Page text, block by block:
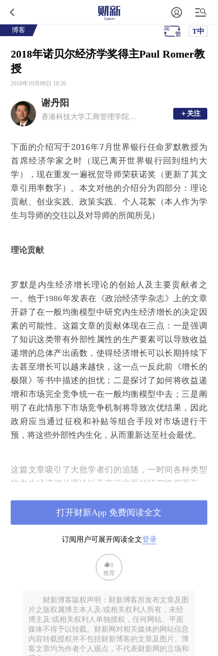
博客 T中
2018年诺贝尔经济学奖得主Paul Romer教
授
2018年10月08日 18:26
谢丹阳
香港科技大学工商管理学院经济系教授，武汉大学经济与管理学院院长、长江学者 ＋关注
＋关注
下面的介绍写于2016年7月世界银行任命罗默教授为
首席经济学家之时（现已离开世界银行回到纽约大
学），现在重发一遍祝贺导师荣获诺奖（更新了其文
章引用率数字）。本文对他的介绍分为四部分：理论
贡献、创业实践、政策实践、个人花絮（本人作为学
生与导师的交往以及对导师的所闻所见）
理论贡献
罗默是内生经济增长理论的创始人及主要贡献者之
一。他于1986年发表在《政治经济学杂志》上的文章
开辟了在一般均衡模型中研究内生经济增长的决定因
素的可能性。这篇文章的贡献体现在三点：一是强调
了知识这类带有外部性属性的生产要素可以导致收益
递增的总体产出函数，使得经济增长可以长期持续下
去甚至增长可以越来越快，这一点一反此前《增长的
极限》等书中描述的担忧；二是探讨了如何将收益递
增和市场完全竞争统一在一般均衡模型中去；三是阐
明了在此情形下市场竞争机制将导致次优结果，因此
政府应当通过征税和补贴等组合手段对市场进行干
预，将这些外部性内生化，从而重新达至社会最优。
这篇文章吸引了大批学者们的追随，一时间各种类型
的内生经济增长理论以及实证方面的研究蜂拥而至。
本通过教育的积累过程对经济增长的作用，巴罗
(Barro)及其合作者在理论和实证上集中研究了政府支
出、教育、及民主政治对经济增长的影响，格鲁斯曼
易对经济增长的影响，阿吉昂和豪威特（
）将熊彼特的创造性破坏概念引入内生经济增
了税收的影响，等等，多得实在无法穷举。
罗默本人也续有佳作。事实上，他于1990年发表在
订阅用户可展开阅读全文登录
打开财新App 免费阅读全文
0
推荐
财新博客版权声明：财新博客所发布文章及图
片之版权属博主本人及/或相关权利人所有，未经
博主及/或相关权利人单独授权，任何网站、平面
媒体不得予以转载。财新网对相关媒体的网站信息
内容转载授权并不包括财新博客的文章及图片。博
客文章均为作者个人观点，不代表财新网的立场和